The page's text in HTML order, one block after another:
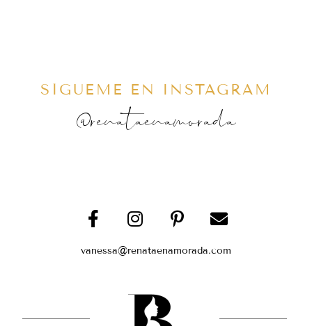
SÍGUEME EN INSTAGRAM
@renataenamorada
vanessa@renataenamorada.com